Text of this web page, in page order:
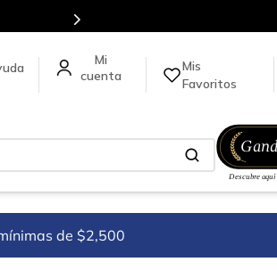
Mis
Favoritos
de $2,500